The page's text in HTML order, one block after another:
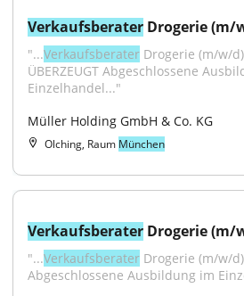
Verkaufsberater Drogerie (m/
"...Verkaufsberater Drogerie (m/w/d)
ÜBERZEUGT Abgeschlossene
Einzelhandel..."
Müller Holding GmbH & Co. KG
Olching, Raum München
Verkaufsberater Drogerie (m/
"...Verkaufsberater Drogerie (m/w/
Abgeschlossene Ausbildung im